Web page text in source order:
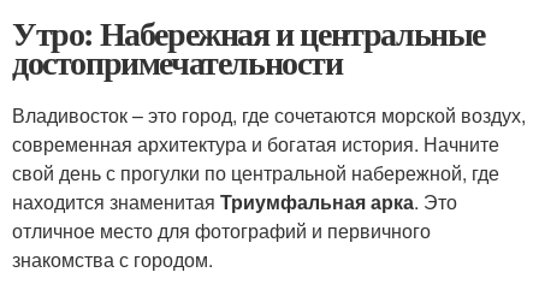
Утро: Набережная и центральные
достопримечательности
Владивосток – это город, где сочетаются морской воздух,
современная архитектура и богатая история. Начните
свой день с прогулки по центральной набережной, где
находится знаменитая Триумфальная арка. Это
отличное место для фотографий и первичного
знакомства с городом.